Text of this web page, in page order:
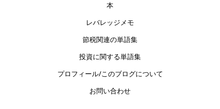
本
レバレッジメモ
節税関連の単語集
投資に関する単語集
プロフィール/このブログについて
お問い合わせ